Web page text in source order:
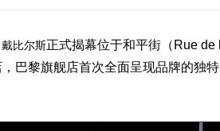
戴比尔斯正式揭幕位于和平街（Rue de
巴黎旗舰店首次全面呈现品牌的独特